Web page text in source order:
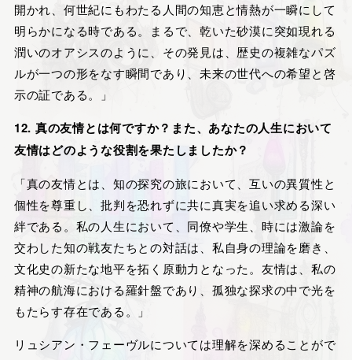
開かれ、何世紀にもわたる人間の知恵と情熱が一瞬にして
明らかになる時である。まるで、乾いた砂漠に突如現れる
潤いのオアシスのように、その発見は、歴史の複雑なパズ
ルが一つの形をなす瞬間であり、未来の世代への希望と啓
示の証である。」
12. 真の友情とは何ですか？また、あなたの人生において
友情はどのような役割を果たしましたか？
「真の友情とは、知の探究の旅において、互いの異質性と
個性を尊重し、批判を恐れずに共に真実を追い求める深い
絆である。私の人生において、同僚や学生、時には激論を
交わした知の戦友たちとの対話は、私自身の理論を磨き、
文化史の新たな地平を拓く原動力となった。友情は、私の
精神の航海における羅針盤であり、孤独な探求の中で光を
もたらす存在である。」
リュシアン・フェーヴルについては理解を深めることがで